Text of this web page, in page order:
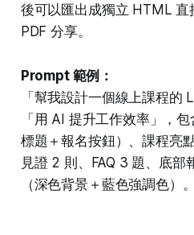
後可以匯出成獨立 HTML 直
PDF 分享。
Prompt 範例：
「幫我設計一個線上課程的
「用 AI 提升工作效率」，
標題＋報名按鈕）、課程亮
見證 2 則、FAQ 3 題、底部
（深色背景＋藍色強調色）。